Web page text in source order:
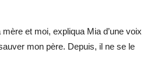
et moi, expliqua Mia d’une voix
mon père. Depuis, il ne se le